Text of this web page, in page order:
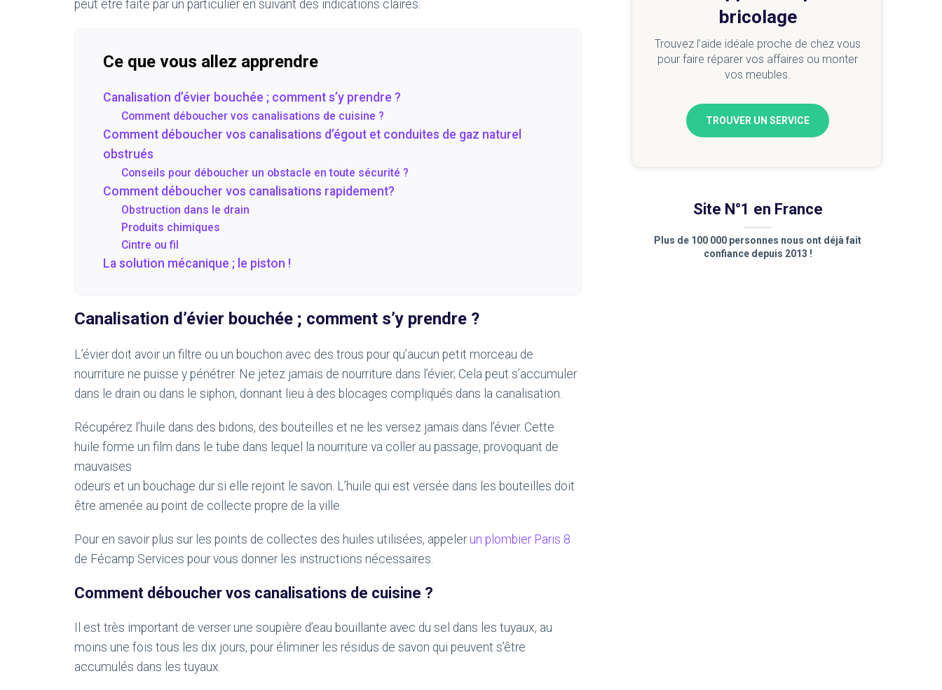
peut être faite par un particulier en suivant des indications claires.
Ce que vous allez apprendre
Canalisation d’évier bouchée ; comment s’y prendre ?
Comment déboucher vos canalisations de cuisine ?
Comment déboucher vos canalisations d’égout et conduites de gaz naturel
obstrués
Conseils pour déboucher un obstacle en toute sécurité ?
Comment déboucher vos canalisations rapidement?
Obstruction dans le drain
Produits chimiques
Cintre ou fil
La solution mécanique ; le piston !
Canalisation d’évier bouchée ; comment s’y prendre ?
L’évier doit avoir un filtre ou un bouchon avec des trous pour qu’aucun petit morceau de
nourriture ne puisse y pénétrer. Ne jetez jamais de nourriture dans l’évier; Cela peut s’accumuler
dans le drain ou dans le siphon, donnant lieu à des blocages compliqués dans la canalisation.
Récupérez l’huile dans des bidons, des bouteilles et ne les versez jamais dans l’évier. Cette
huile forme un film dans le tube dans lequel la nourriture va coller au passage, provoquant de
mauvaises
odeurs et un bouchage dur si elle rejoint le savon. L’huile qui est versée dans les bouteilles doit
être amenée au point de collecte propre de la ville.
Pour en savoir plus sur les points de collectes des huiles utilisées, appeler un plombier Paris 8
de Fécamp Services pour vous donner les instructions nécessaires.
Comment déboucher vos canalisations de cuisine ?
Il est très important de verser une soupière d’eau bouillante avec du sel dans les tuyaux, au
moins une fois tous les dix jours, pour éliminer les résidus de savon qui peuvent s’être
accumulés dans les tuyaux.
bricolage
Trouvez l’aide idéale proche de chez vous
pour faire réparer vos affaires ou monter
vos meubles.
TROUVER UN SERVICE
Site N°1 en France
Plus de 100 000 personnes nous ont déjà fait
confiance depuis 2013 !